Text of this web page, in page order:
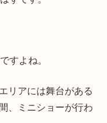
すよね。
リアには舞台がある
、ミニショーが行わ